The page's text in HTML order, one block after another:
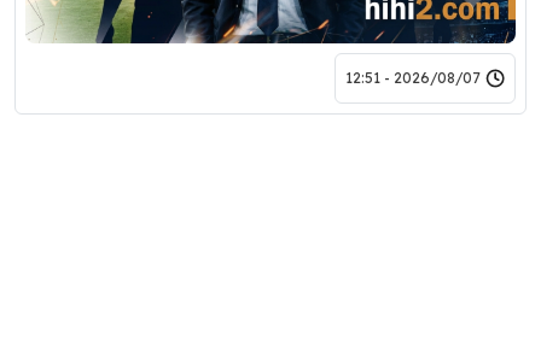
2026/08/07 - 12:51